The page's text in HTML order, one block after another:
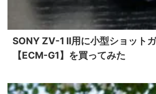
SONY ZV-1 II用に小型ショット
【ECM-G1】を買ってみた